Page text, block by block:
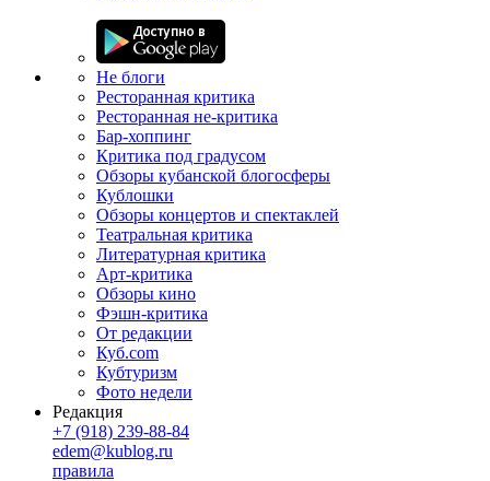
Не блоги
Ресторанная критика
Ресторанная не-критика
Бар-хоппинг
Критика под градусом
Обзоры кубанской блогосферы
Кублошки
Обзоры концертов и спектаклей
Театральная критика
Литературная критика
Арт-критика
Обзоры кино
Фэшн-критика
От редакции
Куб.com
Кубтуризм
Фото недели
Редакция
+7 (918) 239-88-84
edem@kublog.ru
правила